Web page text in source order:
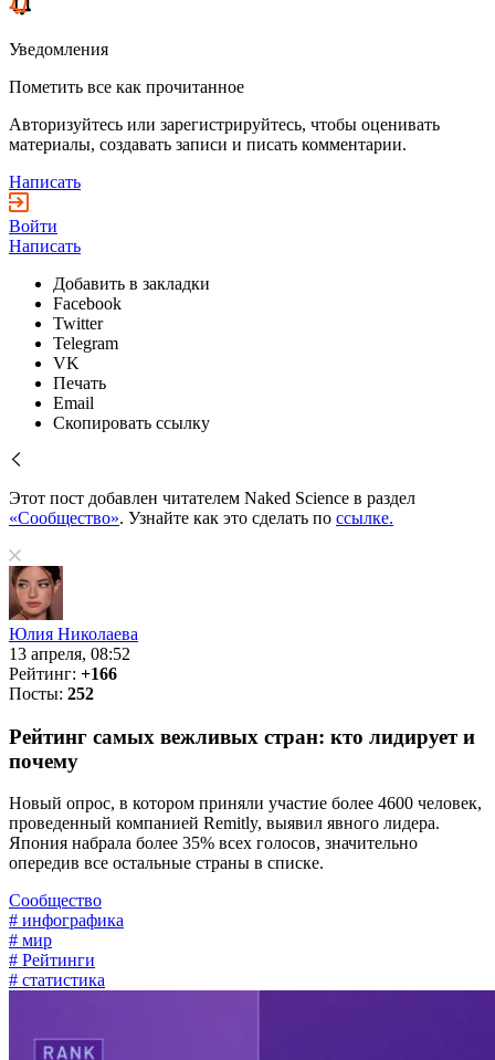
Уведомления
Пометить все как прочитанное
Авторизуйтесь или зарегистрируйтесь, чтобы оценивать
материалы, создавать записи и писать комментарии.
Написать
Войти
Написать
Добавить в закладки
Facebook
Twitter
Telegram
VK
Печать
Email
Скопировать ссылку
Этот пост добавлен читателем Naked Science в раздел
«Сообщество». Узнайте как это сделать по ссылке.
Юлия Николаева
13 апреля, 08:52
Рейтинг: +166
Посты: 252
Рейтинг самых вежливых стран: кто лидирует и
почему
Новый опрос, в котором приняли участие более 4600 человек,
проведенный компанией Remitly, выявил явного лидера.
Япония набрала более 35% всех голосов, значительно
опередив все остальные страны в списке.
Сообщество
# инфографика
# мир
# Рейтинги
# статистика